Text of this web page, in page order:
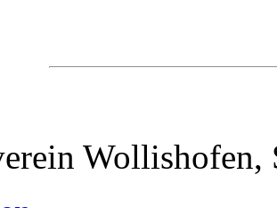
Wollishofen,